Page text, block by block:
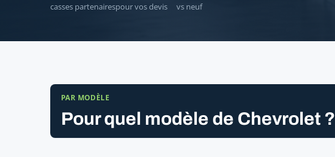
casses partenairespour vos devis vs neuf
PAR MODÈLE
Pour quel modèle de Chevrolet ?